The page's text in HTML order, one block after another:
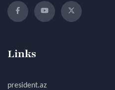
Links
president.az